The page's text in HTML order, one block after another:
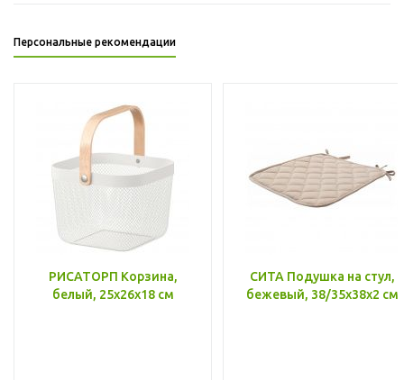
Персональные рекомендации
РИСАТОРП Корзина,
белый, 25x26x18 см
СИТА Подушка на стул,
бежевый, 38/35x38x2 см